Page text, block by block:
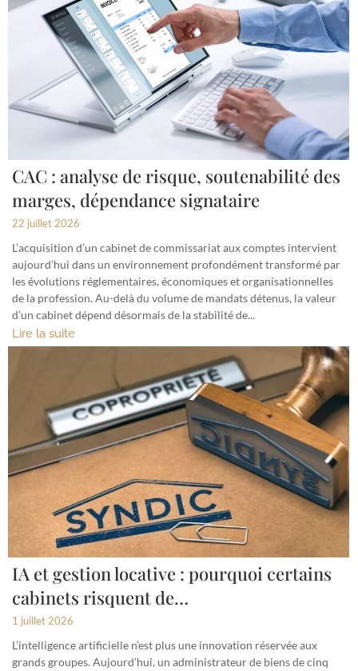
CAC : analyse de risque, soutenabilité des
marges, dépendance signataire
22 juillet 2026
L’acquisition d’un cabinet de commissariat aux comptes intervient
aujourd’hui dans un environnement profondément transformé par
les évolutions réglementaires, économiques et organisationnelles
de la profession. Au-delà du volume de mandats détenus, la valeur
d’un cabinet dépend désormais de la stabilité de...
Lire la suite
IA et gestion locative : pourquoi certains
cabinets risquent de…
1 juillet 2026
L’intelligence artificielle n’est plus une innovation réservée aux
grands groupes. Aujourd’hui, un administrateur de biens de cinq